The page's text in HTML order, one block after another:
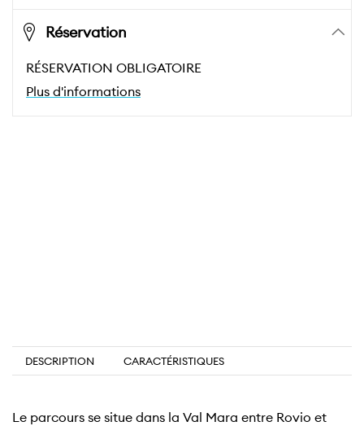
Réservation
RÉSERVATION OBLIGATOIRE
Plus d'informations
DESCRIPTION CARACTÉRISTIQUES
Le parcours se situe dans la Val Mara entre Rovio et